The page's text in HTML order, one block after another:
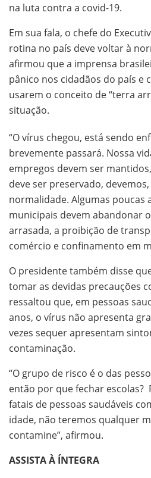
na luta contra a covid-19.
Em sua fala, o chefe do
rotina no país deve voltar à
afirmou que a imprensa
pânico nos cidadãos do país e
usarem o conceito de “terra
situação.
“O vírus chegou, está sendo
brevemente passará. Nossa
empregos devem ser
deve ser preservado,
normalidade. Algumas poucas
municipais devem abandonar
arrasada, a proibição de
comércio e confinamento em
O presidente também disse
tomar as devidas precauções
ressaltou que, em pessoas
anos, o vírus não apresenta
vezes sequer apresentam
contaminação.
“O grupo de risco é o das
então por que fechar escolas?
fatais de pessoas saudáveis
idade, não teremos qualquer
contamine”, afirmou.
ASSISTA À ÍNTEGRA